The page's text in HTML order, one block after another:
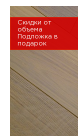
Скидки от
объема
Подложка в
подарок